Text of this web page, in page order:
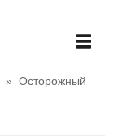
» Осторожный